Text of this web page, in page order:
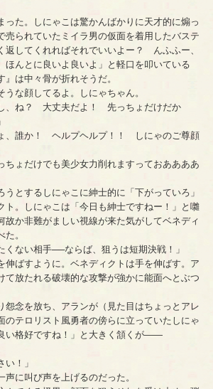
た。しにゃこは驚かんばかりに天才的に煽っ
売られていたミイラ男の仮面を着用したバステ
返してくれればそれでいいよー？ んふふー、
ほんとに良いよ良いよ」と軽口を叩いている
は中々骨が折れそうだ。
うな顔してるよ。しにゃちゃん。
、ね？ 大丈夫だよ！ 先っちょだけだか
、誰か！ ヘルプヘルプ！！ しにゃのご尊顔
ょだけでも美少女力削れますっておああああ
とするしにゃこに紳士的に「下がっていろ」
ト。しにゃこは「今日も紳士ですねー！」と囃
故か非難がましい視線が来た気がしてベネディ
。
くない相手──ならば、狙うは短期決戦！」
ばすように。ベネディクトは手を伸ばす。ア
て放たれる破壊的な攻撃が強かに能面へとぶつ
念を放ち、アランが（見た目はちょっとアレ
のテロリスト風勇者の傍らに立っていたしにゃ
い格好ですね！」と大きく頷くが――
い！」
に叫び声を上げるのだった。